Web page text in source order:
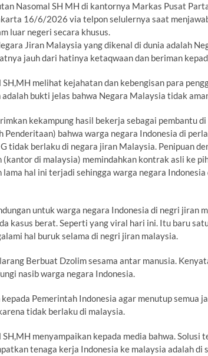
Nasomal SH MH di kantornya Markas Pusat
16/6/2026 via telpon selulernya saat
luar negeri secara khusus.
Jiran Malaysia yang dikenal di dunia adalah
jauh dari hatinya ketaqwaan dan beriman
SH,MH melihat kejahatan dan kebengisan para
bukti jelas bahwa Negara Malaysia tidak
kekampung hasil bekerja sebagai pembantu
Penderitaan) bahwa warga negara Indonesia di
tidak berlaku di negara jiran Malaysia. Penipuan
(kantor di malaysia) memindahkan kontrak asli ke
lama hal ini terjadi sehingga warga negara
untuk warga negara Indonesia di negri jiran
kasus berat. Seperti yang viral hari ini. Itu baru
hal buruk selama di negri jiran malaysia.
Berbuat Dzolim sesama antar manusia.
nasib warga negara Indonesia.
kepada Pemerintah Indonesia agar menutup semua
tidak berlaku di malaysia.
SH,MH menyampaikan kepada media bahwa.
tenaga kerja Indonesia ke malaysia adalah di